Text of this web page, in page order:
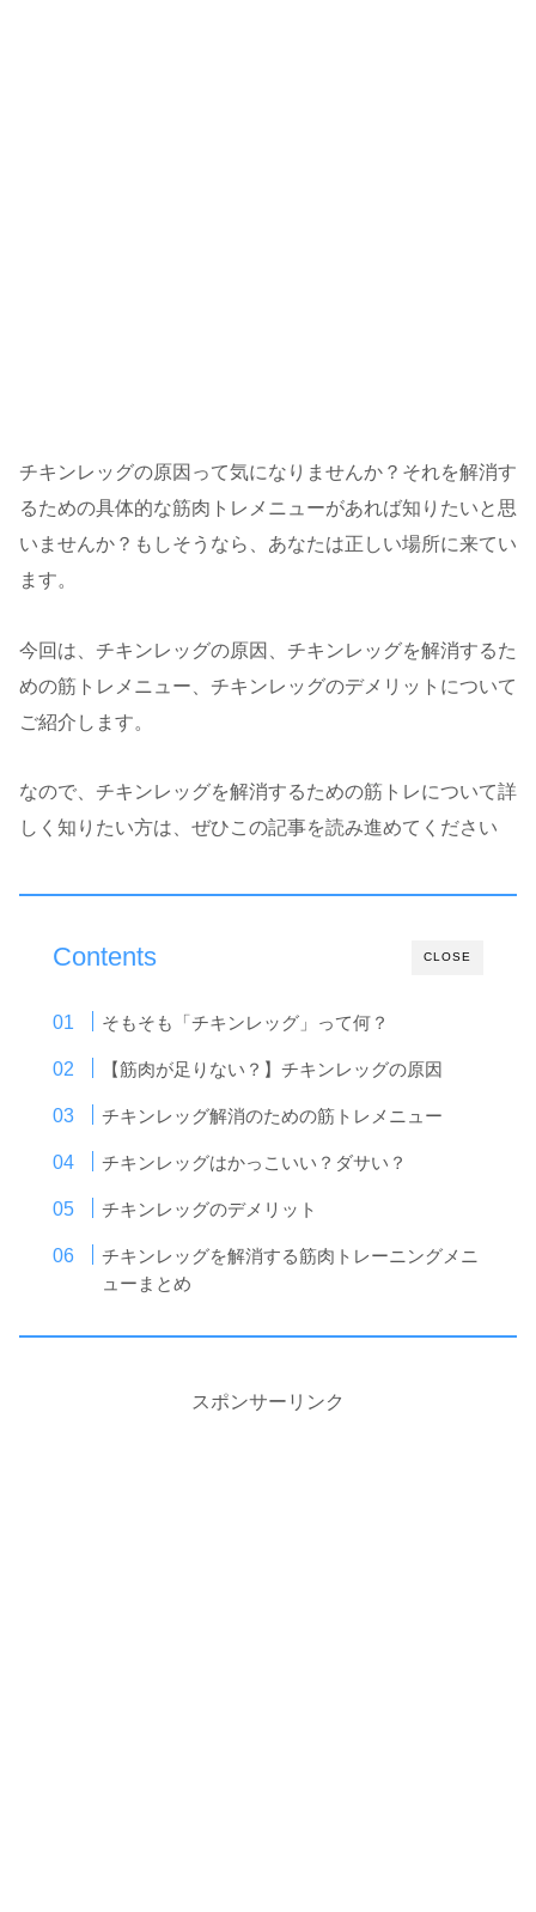
チキンレッグの原因って気になりませんか？それを解消す
るための具体的な筋肉トレメニューがあれば知りたいと思
いませんか？もしそうなら、あなたは正しい場所に来てい
ます。
今回は、チキンレッグの原因、チキンレッグを解消するた
めの筋トレメニュー、チキンレッグのデメリットについて
ご紹介します。
なので、チキンレッグを解消するための筋トレについて詳
しく知りたい方は、ぜひこの記事を読み進めてください
CLOSE
Contents
そもそも「チキンレッグ」って何？
【筋肉が足りない？】チキンレッグの原因
チキンレッグ解消のための筋トレメニュー
チキンレッグはかっこいい？ダサい？
チキンレッグのデメリット
チキンレッグを解消する筋肉トレーニングメニ
ューまとめ
スポンサーリンク